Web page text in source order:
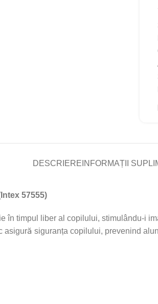
DESCRIERE INFORMAȚII
57555)
în timpul liber al copilului, stimulându-i
siguranța copilului, prevenind